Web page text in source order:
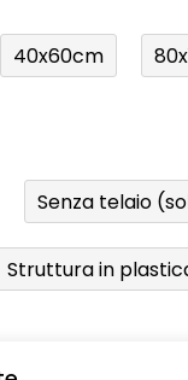
40x60cm
Senza telaio
Struttura in